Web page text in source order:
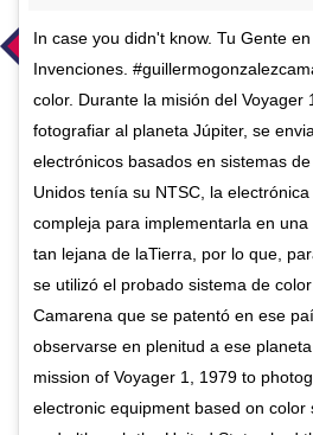
In case you didn't know. Tu Gente
Invenciones.
color. Durante la misión del Voyager
fotografiar al planeta Júpiter, se
electrónicos basados en sistemas
Unidos tenía su NTSC, la
compleja para implementarla en
tan lejana de laTierra, por lo que,
se utilizó el probado sistema de
Camarena que se patentó en ese
observarse en plenitud a ese
mission of Voyager 1, 1979 to
electronic equipment based on color